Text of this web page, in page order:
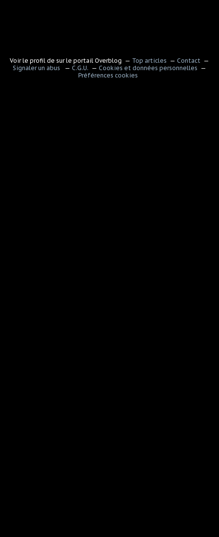
Voir le profil de sur le portail Overblog Top articles
Contact
Signaler un abus
C.G.U.
Cookies et données personnelles
Préférences cookies